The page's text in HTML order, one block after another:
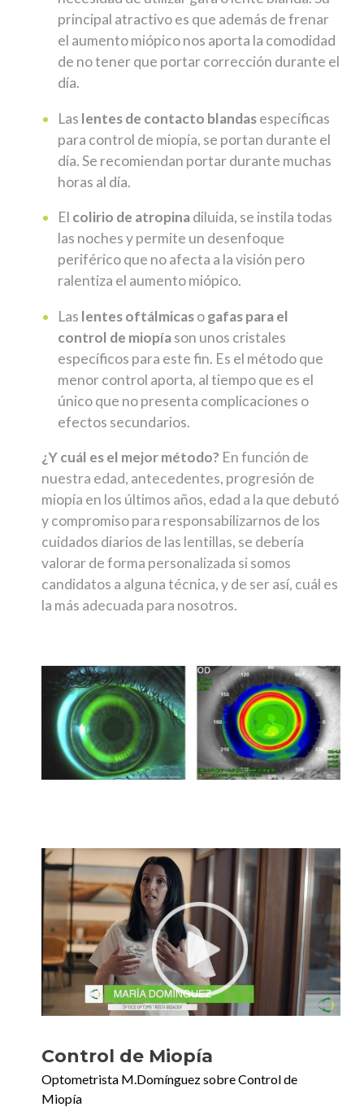
principal atractivo es que además de frenar
el aumento miópico nos aporta la comodidad
de no tener que portar corrección durante el
día.
Las lentes de contacto blandasespecíficas
para control de miopía, se portan durante el
día. Se recomiendan portar durante muchas
horas al día.
El colirio de atropinadiluida, se instila todas
las noches y permite un desenfoque
periférico que no afecta a la visión pero
ralentiza el aumento miópico.
Las lentes oftálmicasogafas para el
control de miopíason unos cristales
específicos para este fin. Es el método que
menor control aporta, al tiempo que es el
único que no presenta complicaciones o
efectos secundarios.
¿Y cuál es el mejor método? En función de
nuestra edad, antecedentes, progresión de
miopía en los últimos años, edad a la que debutó
y compromiso para responsabilizarnos de los
cuidados diarios de las lentillas, se debería
valorar de forma personalizada si somos
candidatos a alguna técnica, y de ser así, cuál es
la más adecuada para nosotros.
Control de Miopía
Optometrista M.Domínguez sobre Control de
Miopía